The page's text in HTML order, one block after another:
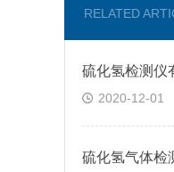
RELATED
2020-12-01
硫化氢气体检